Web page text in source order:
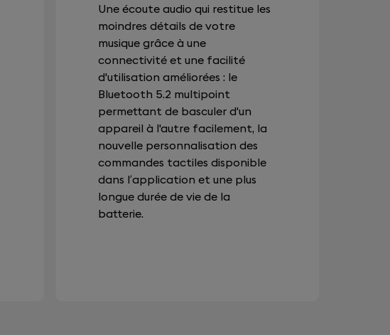
Une écoute audio qui restitue les
moindres détails de votre
musique grâce à une
connectivité et une facilité
d'utilisation améliorées : le
Bluetooth 5.2 multipoint
permettant de basculer d'un
appareil à l'autre facilement, la
nouvelle personnalisation des
commandes tactiles disponible
dans l’application et une plus
longue durée de vie de la
batterie.